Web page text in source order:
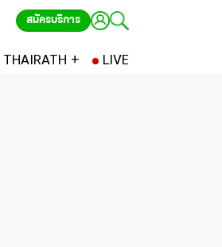
สมัครบริการ
THAIRATH + LIVE